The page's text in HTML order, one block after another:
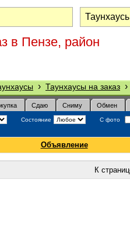
в Пензе, район
› Таунхаусы на заказ
Сдаю Сниму Обмен
Состояние С фото
Объявление
К